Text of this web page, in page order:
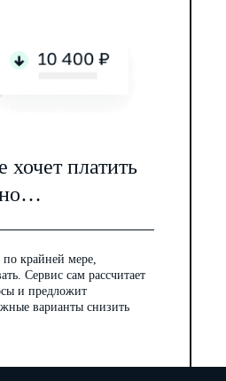
хочет платить
но…
крайней мере,
Сервис сам рассчитает
и предложит
варианты снизить